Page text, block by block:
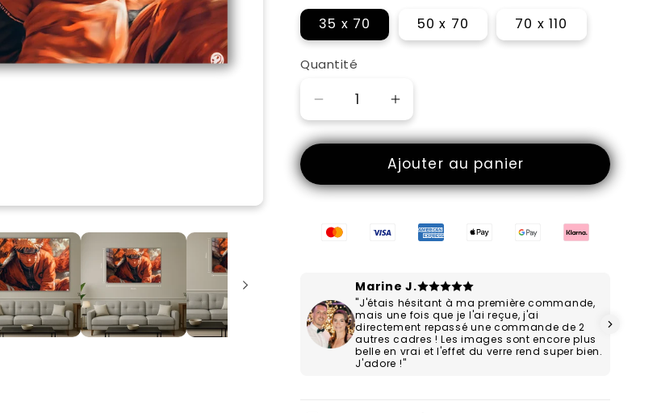
c'est ici !
35 x 70 50 x 70 70 x 110
Quantité
Réduire
la
quantité
l’Héritier
Konoha
Augmenter
la
quantité
de
l’Héritier
Konoha
Ajouter au panier
Marine J.
"J'étais hésitant à ma première commande,
mais une fois que je l'ai reçue, j'ai
directement repassé une commande de 2
autres cadres ! Les images sont encore plus
belle en vrai et l'effet du verre rend super bien.
J'adore !"